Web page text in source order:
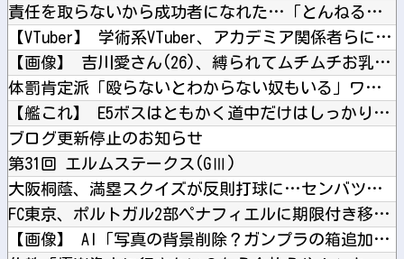
責任を取らないから成功者になれた…「とんねるず」「おニャン子...
【VTuber】 学術系VTuber、アカデミア関係者らに「...
【画像】 吉川愛さん(26)、縛られてムチムチお乳が強調され...
体罰肯定派「殴らないとわからない奴もいる」ワイ「いや司法や警...
【艦これ】 E5ボスはともかく道中だけはしっかりラスダンして...
ブログ更新停止のお知らせ
第31回 エルムステークス(GⅢ)
大阪桐蔭、満塁スクイズが反則打球に…センバツ王者が4回戦敗退
FC東京、ポルトガル2部ペナフィエルに期限付き移籍していたM...
【画像】 AI「写真の背景削除？ガンプラの箱追加しといてあげ...